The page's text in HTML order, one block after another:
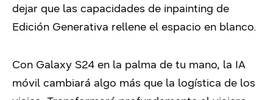
dejar que las capacidades de inpainting de
Edición Generativa rellene el espacio en blanco.
Con Galaxy S24 en la palma de tu mano, la IA
móvil cambiará algo más que la logística de los